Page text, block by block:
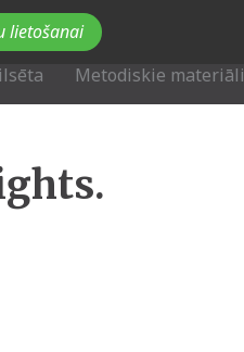
lietošanai
Metodiskie materiāli